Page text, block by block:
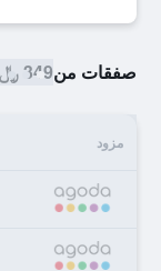
صفقات من349 ﷼
مزود